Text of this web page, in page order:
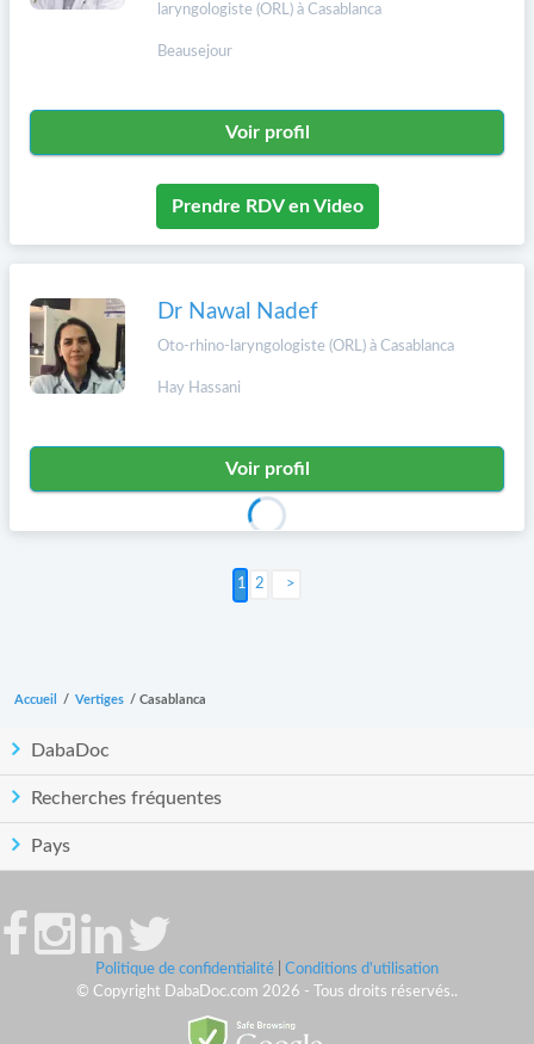
laryngologiste (ORL) à Casablanca
Beausejour
Voir profil
Prendre RDV en Video
Dr Nawal Nadef
Oto-rhino-laryngologiste (ORL) à Casablanca
Hay Hassani
Voir profil
2 Suivant >
Accueil / Vertiges / Casablanca
DabaDoc
Recherches fréquentes
Pays
Politique de confidentialité
Conditions d'utilisation
© Copyright DabaDoc.com 2026 - Tous droits réservés..